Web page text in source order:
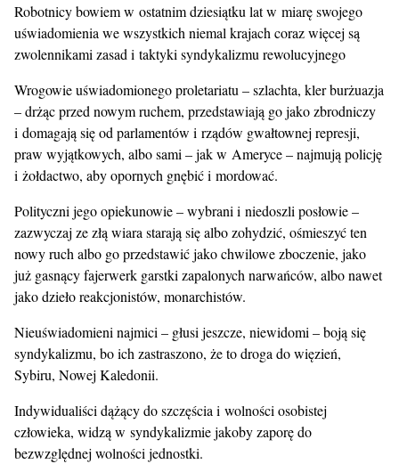
Robotnicy bowiem w ostatnim dziesiątku lat w miarę swojego
uświadomienia we wszystkich niemal krajach coraz więcej są
zwolennikami zasad i taktyki syndykalizmu rewolucyjnego
Wrogowie uświadomionego proletariatu – szlachta, kler burżuazja
– drżąc przed nowym ruchem, przedstawiają go jako zbrodniczy
i domagają się od parlamentów i rządów gwałtownej represji,
praw wyjątkowych, albo sami – jak w Ameryce – najmują policję
i żołdactwo, aby opornych gnębić i mordować.
Polityczni jego opiekunowie – wybrani i niedoszli posłowie –
zazwyczaj ze złą wiara starają się albo zohydzić, ośmieszyć ten
nowy ruch albo go przedstawić jako chwilowe zboczenie, jako
już gasnący fajerwerk garstki zapalonych narwańców, albo nawet
jako dzieło reakcjonistów, monarchistów.
Nieuświadomieni najmici – głusi jeszcze, niewidomi – boją się
syndykalizmu, bo ich zastraszono, że to droga do więzień,
Sybiru, Nowej Kaledonii.
Indywidualiści dążący do szczęścia i wolności osobistej
człowieka, widzą w syndykalizmie jakoby zaporę do
bezwzględnej wolności jednostki.